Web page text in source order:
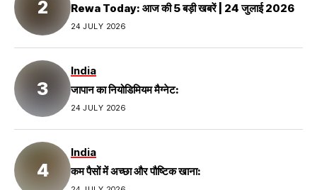
Rewa Today: आज की 5 बड़ी खबरें | 24 जुलाई 2026
24 JULY 2026
India
जापान का नियोडिमियम मैग्नेट:
24 JULY 2026
India
कम पैसों में अच्छा और पौष्टिक खाना: